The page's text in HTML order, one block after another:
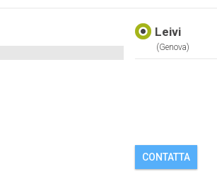
Leivi
(genova)
CONTATTA